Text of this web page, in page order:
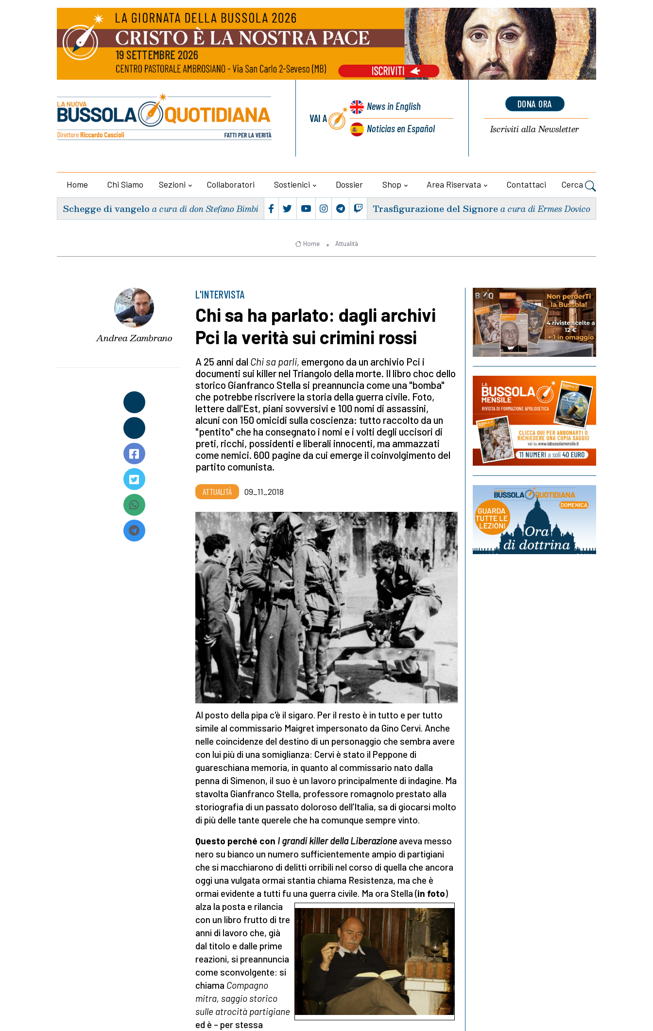
VAI A
Newsin English
Noticiasen Español
DONA ORA
Iscriviti allaNewsletter
Home Chi Siamo Sezioni Collaboratori Sostienici Dossier Shop Area Riservata Contattaci Cerca
Schegge di vangelo a cura di don Stefano Bimbi Trasfigurazione del Signorea cura di Ermes Dovico
Home Attualità
Andrea Zambrano
L'INTERVISTA
Chi sa ha parlato: dagli archivi
Pci la verità sui crimini rossi
A 25 anni dal Chi sa parli, emergono da un archivio Pci i
documenti sui killer nel Triangolo della morte. Il libro choc dello
storico Gianfranco Stella si preannuncia come una "bomba"
che potrebbe riscrivere la storia della guerra civile. Foto,
lettere dall'Est, piani sovversivi e 100 nomi di assassini,
alcuni con 150 omicidi sulla coscienza: tutto raccolto da un
"pentito" che ha consegnato i nomi e i volti degli uccisori di
preti, ricchi, possidenti e liberali innocenti, ma ammazzati
come nemici. 600 pagine da cui emerge il coinvolgimento del
partito comunista.
ATTUALITÀ 09_11_2018
Al posto della pipa c'è il sigaro. Per il resto è in tutto e per tutto
simile al commissario Maigret impersonato da Gino Cervi. Anche
nelle coincidenze del destino di un personaggio che sembra avere
con lui più di una somiglianza: Cervi è stato il Peppone di
guareschiana memoria, in quanto al commissario nato dalla
penna di Simenon, il suo è un lavoro principalmente di indagine. Ma
stavolta Gianfranco Stella, professore romagnolo prestato alla
storiografia di un passato doloroso dell’Italia, sa di giocarsi molto
di più delle tante querele che ha comunque sempre vinto.
Questo perché con I grandi killer della Liberazione aveva messo
nero su bianco un numero sufficientemente ampio di partigiani
che si macchiarono di delitti orribili nel corso di quella che ancora
oggi una vulgata ormai stantia chiama Resistenza, ma che è
ormai evidente a tutti fu una guerra civile. Ma ora Stella (in foto)
alza la posta e rilancia
con un libro frutto di tre
anni di lavoro che, già
dal titolo e dalle prime
reazioni, si preannuncia
come sconvolgente: si
chiama Compagno
mitra, saggio storico
sulle atrocità partigiane
ed è – per stessa